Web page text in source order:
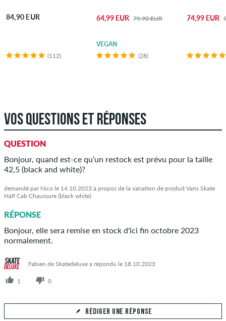
84,90 EUR
(112)
64,99 EUR 79,90 EUR
VEGAN
(28)
74,99 EUR
VOS QUESTIONS ET RÉPONSES
QUESTION
Bonjour, quand est-ce qu’un restock est prévu pour la taille
42,5 (black and white)?
demandé par Nico le 14.10.2023 à propos de la variation de produit Vans Skate
Half Cab Chaussure (black white)
RÉPONSE
Bonjour, elle sera remise en stock d'ici fin octobre 2023
normalement.
Fabien de Skatedeluxe a répondu le 18.10.2023
1 0
RÉDIGER UNE RÉPONSE